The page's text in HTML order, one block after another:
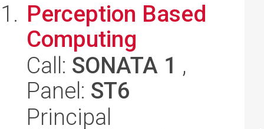
Perception Based
Computing
Call: SONATA 1 ,
Panel: ST6
Principal